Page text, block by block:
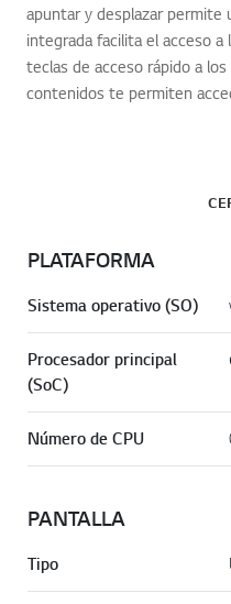
apuntar y desplazar permite
integrada facilita el acceso
teclas de acceso rápido a
contenidos te permiten
PLATAFORMA
Sistema operativo (SO)
Procesador principal
(SoC)
Número de CPU
PANTALLA
Tipo